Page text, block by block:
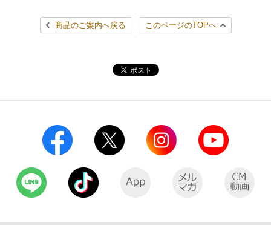
ファクス
スポーツ振興くじ
保険
ご利用可能なお支払い方法
レジでApple Accountにチャージ
コインランドリー（店舗限定）
イープラス
セブンネットショッピング
セブン‐イレブンの海外事業
セブン‐イレブンの「商品力」
GREEN CHALLENGE 2050
サステナビリティレポート
お問い合わせ
简体中文(服务)
한국어(서비스)
ภาษาไทย(บริการ)
商品のご案内へ戻る このページのTOPへ